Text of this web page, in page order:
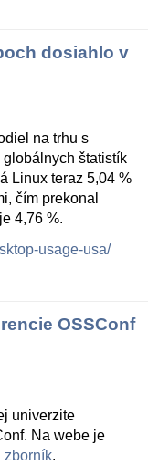
dosiahlo v
na trhu s
štatistík
Linux teraz 5,04 %
čím prekonal
4,76 %.
usage-usa/
OSSConf
univerzite
Na webe je
zborník.